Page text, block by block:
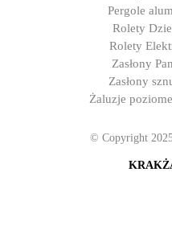
Pergole
Rolety
Rolety
Zasłony
Zasłony
Żaluzje
© Copyright